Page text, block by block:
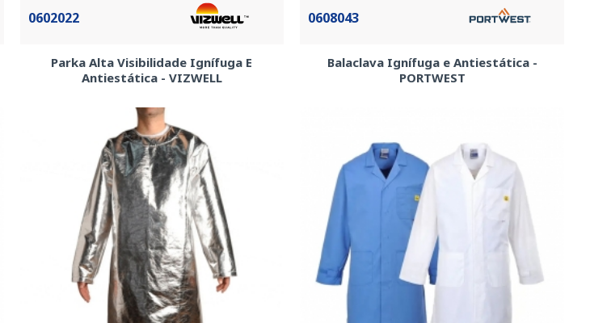
0602022
Parka Alta Visibilidade Ignífuga E
Antiestática - VIZWELL
0608043
Balaclava Ignífuga e Antiestática -
PORTWEST